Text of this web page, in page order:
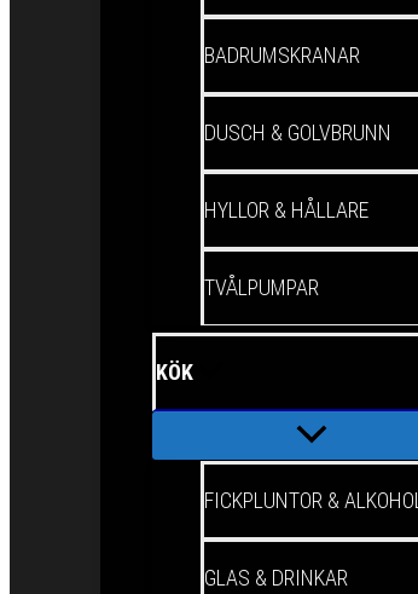
BADRUMSKRANAR
DUSCH & GOLVBRUNN
HYLLOR & HÅLLARE
TVÅLPUMPAR
KÖK
FICKPLUNTOR & ALKOHOL
GLAS & DRINKAR